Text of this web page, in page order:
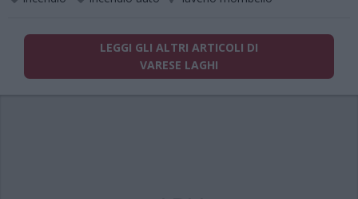
LEGGI GLI ALTRI ARTICOLI DI
VARESE LAGHI